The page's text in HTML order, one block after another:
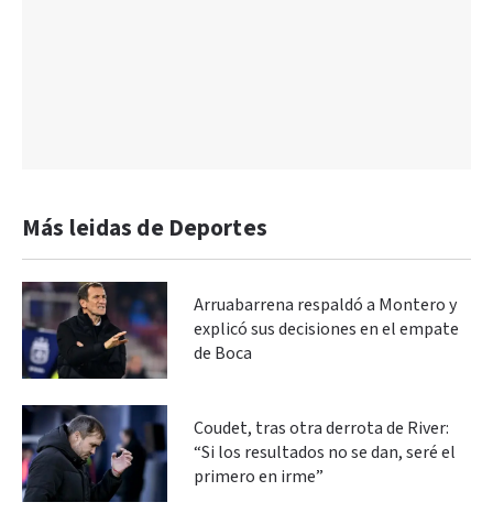
Más leidas de Deportes
Arruabarrena respaldó a Montero y
explicó sus decisiones en el empate
de Boca
Coudet, tras otra derrota de River:
“Si los resultados no se dan, seré el
primero en irme”